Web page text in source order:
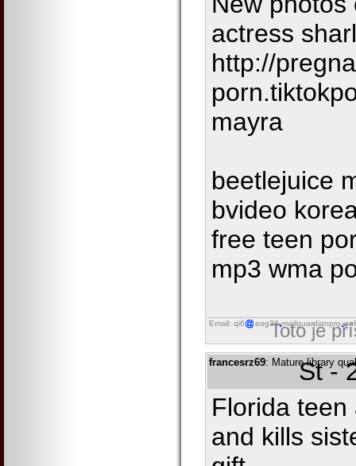
actress
http://
mayra
beetlejuice
bvideo
free teen
mp3 wma
Email: qi6 eog38 mailguardianpro
Toto je
francesrz69: Mature library
St -
Florida
and kills